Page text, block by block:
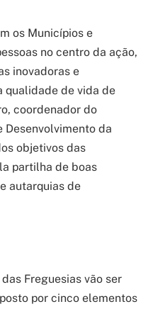
os Municípios e
no centro da ação,
inovadoras e
qualidade de vida de
coordenador do
Desenvolvimento da
objetivos das
partilha de boas
autarquias de
Freguesias vão ser
por cinco elementos